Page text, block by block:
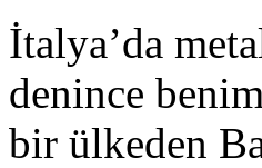
İtalya’da
denince
bir ülkeden